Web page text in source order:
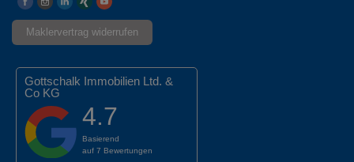
Maklervertrag widerrufen
Gottschalk Immobilien Ltd. &
Co KG
4.7
Basierend
auf 7 Bewertungen